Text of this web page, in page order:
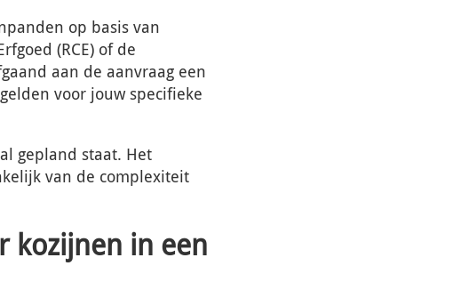
op basis van
(RCE) of de
aan de aanvraag een
voor jouw specifieke
gepland staat. Het
van de complexiteit
kozijnen in een